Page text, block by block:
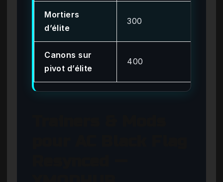
Mortiers
d’élite
300
Canons sur
pivot d’élite
400